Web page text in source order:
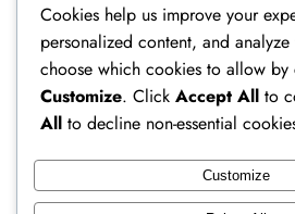
Cookies help us improve your
personalized content, and
choose which cookies to allow by
Customize. Click Accept All to
All to decline non-essential
Customize